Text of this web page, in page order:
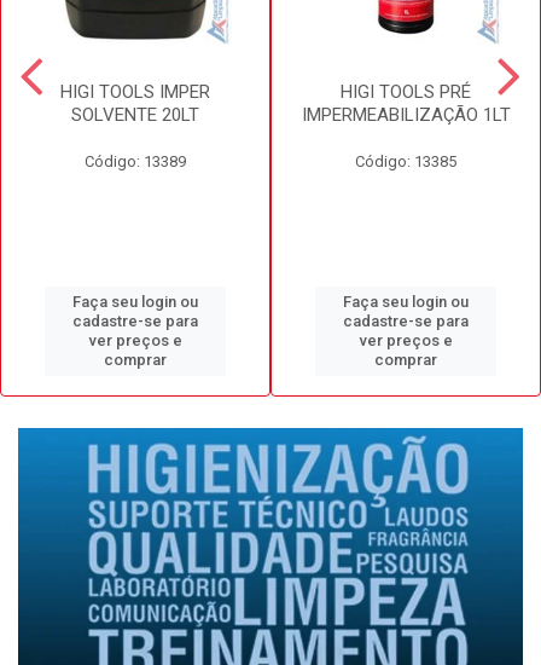
HIGI TOOLS IMPER
SOLVENTE 20LT
Código: 13389
Faça seu login ou
cadastre-se para
ver preços e
comprar
HIGI TOOLS PRÉ
IMPERMEABILIZAÇÃO 1LT
Código: 13385
Faça seu login ou
cadastre-se para
ver preços e
comprar